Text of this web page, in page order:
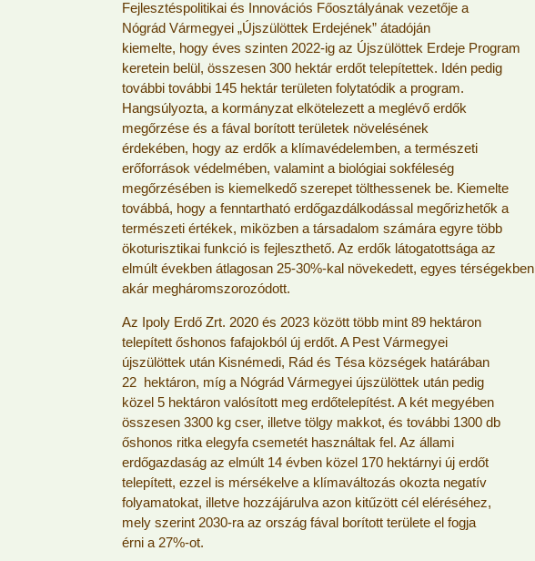
Fejlesztéspolitikai és Innovációs Főosztályának vezetője a
Nógrád Vármegyei „Újszülöttek Erdejének” átadóján
kiemelte, hogy éves szinten 2022-ig az Újszülöttek Erdeje Program
keretein belül, összesen 300 hektár erdőt telepítettek. Idén pedig
további további 145 hektár területen folytatódik a program.
Hangsúlyozta, a kormányzat elkötelezett a meglévő erdők
megőrzése és a fával borított területek növelésének
érdekében, hogy az erdők a klímavédelemben, a természeti
erőforrások védelmében, valamint a biológiai sokféleség
megőrzésében is kiemelkedő szerepet tölthessenek be. Kiemelte
továbbá, hogy a fenntartható erdőgazdálkodással megőrizhetők a
természeti értékek, miközben a társadalom számára egyre több
ökoturisztikai funkció is fejleszthető. Az erdők látogatottsága az
elmúlt években átlagosan 25-30%-kal növekedett, egyes térségekben
akár megháromszorozódott.
Az Ipoly Erdő Zrt. 2020 és 2023 között több mint 89 hektáron
telepített őshonos fafajokból új erdőt. A Pest Vármegyei
újszülöttek után Kisnémedi, Rád és Tésa községek határában
22 hektáron, míg a Nógrád Vármegyei újszülöttek után pedig
közel 5 hektáron valósított meg erdőtelepítést. A két megyében
összesen 3300 kg cser, illetve tölgy makkot, és további 1300 db
őshonos ritka elegyfa csemetét használtak fel. Az állami
erdőgazdaság az elmúlt 14 évben közel 170 hektárnyi új erdőt
telepített, ezzel is mérsékelve a klímaváltozás okozta negatív
folyamatokat, illetve hozzájárulva azon kitűzött cél eléréséhez,
mely szerint 2030-ra az ország fával borított területe el fogja
érni a 27%-ot.